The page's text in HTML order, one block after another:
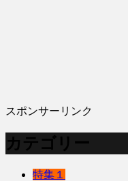
スポンサーリンク
カテゴリー
特集１